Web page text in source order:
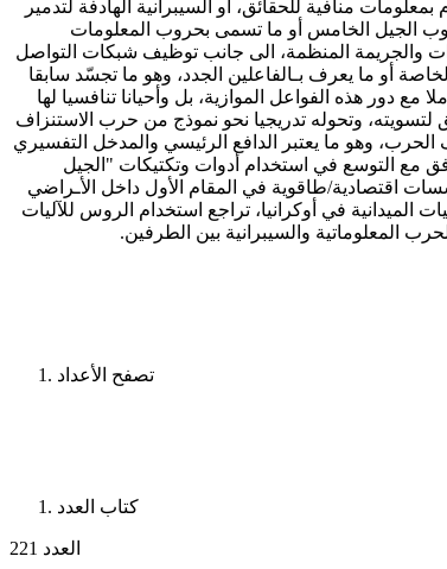
منافية للحقائق، أو السيبرانية الهادفة لتدمير
الجيل الخامس أو ما تسمى بحروب المعلومات
والجريمة المنظمة، الى جانب توظيف شبكات التواصل
أو ما يعرف بـالفاعلين الجدد، وهو ما تجسّد سابقا
دور هذه الفواعل الموازية، بل وأحيانا تنافسيا لها
وتحوله تدريجيا نحو نموذج من حرب الاستنزاف
وهو ما يعتبر الدافع الرئيسي والمدخل التفسيري
مع التوسع في استخدام أدوات وتكتيكات "الجيل
اقتصادية/طاقوية في المقام الأول داخل الأـراضي
في أوكرانيا، تراجع استخدام الروس للآليات
المعلوماتية والسيبرانية بين الطرفين.
تصفح الأعداد
كتاب العدد
العدد 221